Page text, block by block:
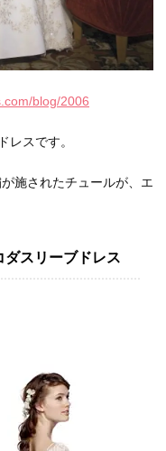
blog/2006
レスです。
施されたチュールが、エ
ダスリーブドレス